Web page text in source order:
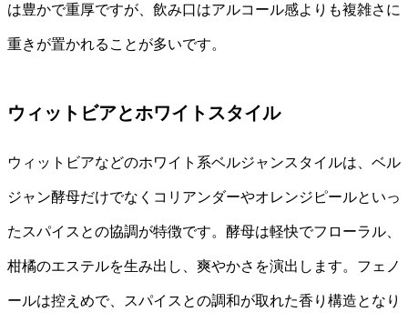
は豊かで重厚ですが、飲み口はアルコール感よりも複雑さに
重きが置かれることが多いです。
ウィットビアとホワイトスタイル
ウィットビアなどのホワイト系ベルジャンスタイルは、ベル
ジャン酵母だけでなくコリアンダーやオレンジピールといっ
たスパイスとの協調が特徴です。酵母は軽快でフローラル、
柑橘のエステルを生み出し、爽やかさを演出します。フェノ
ールは控えめで、スパイスとの調和が取れた香り構造となり